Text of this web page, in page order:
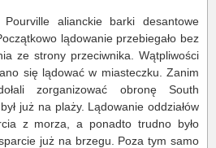
alianckie barki desantowe
lądowanie przebiegało bez
ze strony przeciwnika. Wątpliwości
się lądować w miasteczku. Zanim
zorganizować obronę South
już na plaży. Lądowanie oddziałów
z morza, a ponadto trudno było
już na brzegu. Poza tym samo